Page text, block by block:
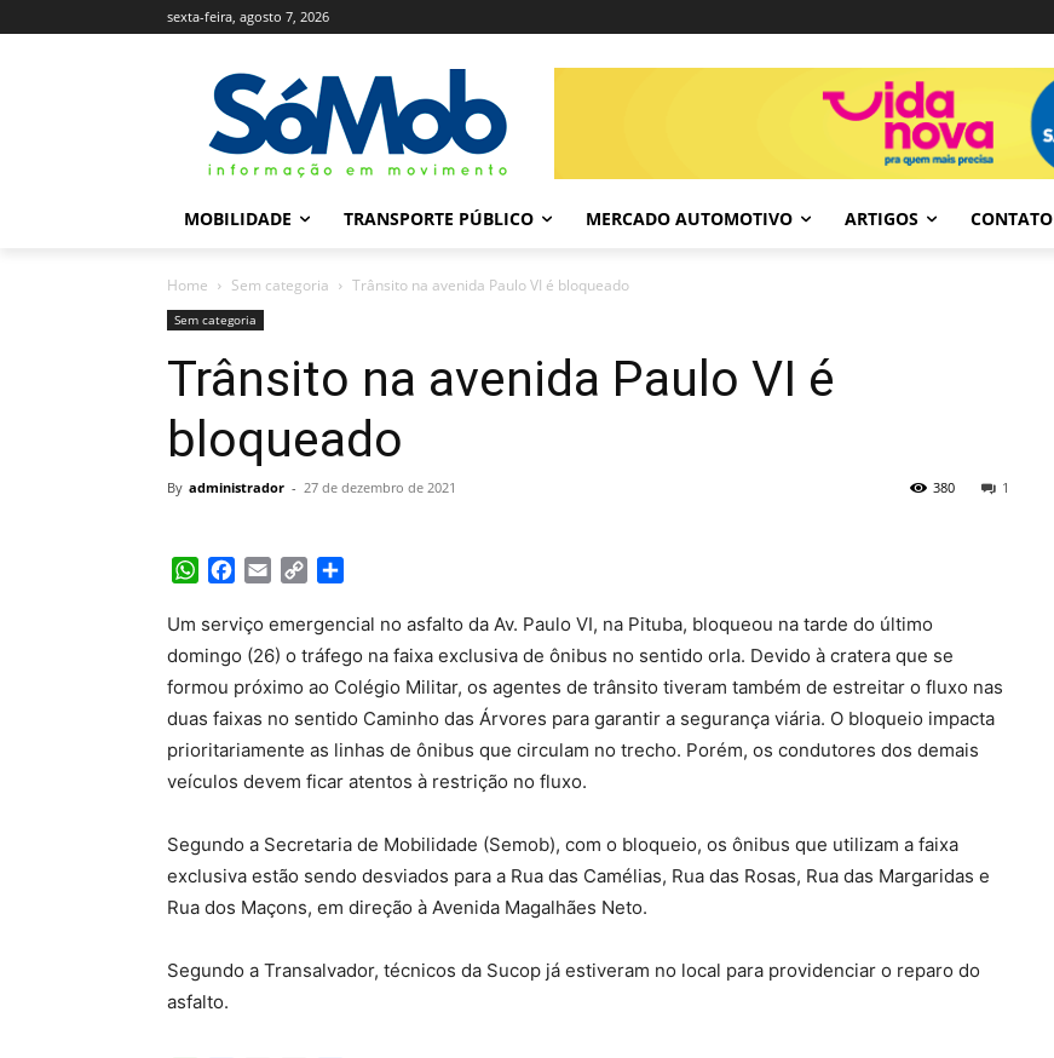
sexta-feira, agosto 7, 2026
MOBILIDADE TRANSPORTE PÚBLICO MERCADO AUTOMOTIVO ARTIGOS CONTATO
Home Sem categoria Trânsito na avenida Paulo VI é bloqueado
Sem categoria
Trânsito na avenida Paulo VI é
bloqueado
By administrador - 27 de dezembro de 2021 1
380
WhatsApp
Facebook
Email Copy
Um serviço emergencial no asfalto da Av. Paulo VI, na Pituba, bloqueou na tarde do último
domingo (26) o tráfego na faixa exclusiva de ônibus no sentido orla. Devido à cratera que se
formou próximo ao Colégio Militar, os agentes de trânsito tiveram também de estreitar o fluxo nas
duas faixas no sentido Caminho das Árvores para garantir a segurança viária. O bloqueio impacta
prioritariamente as linhas de ônibus que circulam no trecho. Porém, os condutores dos demais
veículos devem ficar atentos à restrição no fluxo.
Segundo a Secretaria de Mobilidade (Semob), com o bloqueio, os ônibus que utilizam a faixa
exclusiva estão sendo desviados para a Rua das Camélias, Rua das Rosas, Rua das Margaridas e
Rua dos Maçons, em direção à Avenida Magalhães Neto.
Segundo a Transalvador, técnicos da Sucop já estiveram no local para providenciar o reparo do
asfalto.